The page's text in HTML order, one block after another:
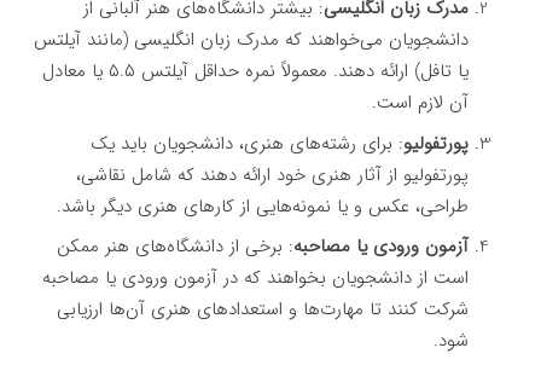
مدرک زبان انگلیسی: بیشتر دانشگاه‌های هنر آلبانی از
دانشجویان می‌خواهند که مدرک زبان انگلیسی (مانند آیلتس
یا تافل) ارائه دهند. معمولاً نمره حداقل آیلتس ۵.۵ یا معادل
آن لازم است.
پورتفولیو: برای رشته‌های هنری، دانشجویان باید یک
پورتفولیو از آثار هنری خود ارائه دهند که شامل نقاشی،
طراحی، عکس و یا نمونه‌هایی از کارهای هنری دیگر باشد.
آزمون ورودی یا مصاحبه: برخی از دانشگاه‌های هنر ممکن
است از دانشجویان بخواهند که در آزمون ورودی یا مصاحبه
شرکت کنند تا مهارت‌ها و استعدادهای هنری آن‌ها ارزیابی
شود.